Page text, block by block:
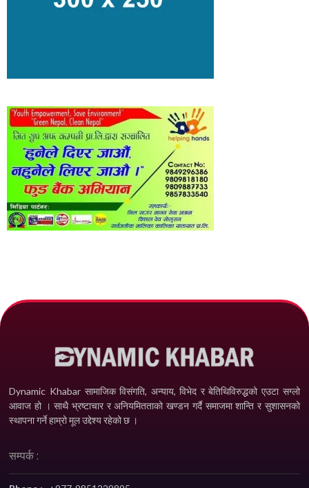
Dynamic Khabar सामाजिक विसंगति, अन्याय, विभेद­ र बेतिथिविरुद्धको एउटा सग्लो
आवाज हो । साथै भ्रष्टाचार र अनियमितताको खण्डन गर्दै समाजमा शान्ति र सुशासनको
स्थापना गर्ने हाम्रो मूल उद्देश्य रहेको छ ।
सम्पर्क :